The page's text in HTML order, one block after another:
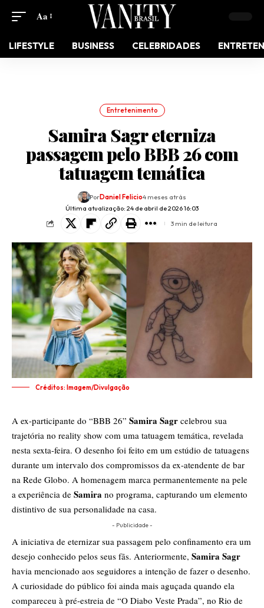
Aa
LIFESTYLE BUSINESS CELEBRIDADES
Entretenimento
Samira Sagr eterniza
passagem pelo BBB 26 com
tatuagem temática
Última atualização: 24 de abril de 2026 16:03
PorDaniel Felicio4 meses atrás
3 min de leitura
Créditos: Imagem/Divulgação
A ex-participante do “BBB 26” Samira Sagr celebrou sua
trajetória no reality show com uma tatuagem temática, revelada
nesta sexta-feira. O desenho foi feito em um estúdio de tatuagens
durante um intervalo dos compromissos da ex-atendente de bar
na Rede Globo. A homenagem marca permanentemente na pele
a experiência de Samira no programa, capturando um elemento
distintivo de sua personalidade na casa.
- Publicidade -
A iniciativa de eternizar sua passagem pelo confinamento era um
desejo conhecido pelos seus fãs. Anteriormente, Samira Sagr
havia mencionado aos seguidores a intenção de fazer o desenho.
A curiosidade do público foi ainda mais aguçada quando ela
compareceu à pré-estreia de “O Diabo Veste Prada”, no Rio de